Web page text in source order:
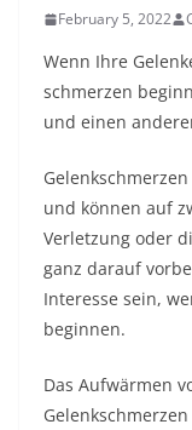
February 5, 2022
Wenn Ihre
schmerzen
und einen
und können auf
Verletzung oder
ganz darauf
Interesse sein,
beginnen.
Das Aufwärmen